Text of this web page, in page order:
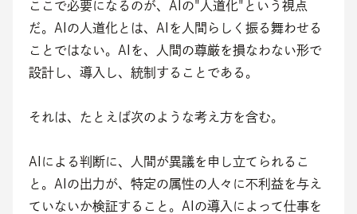
ここで必要になるのが、AIの"人道化"という視点
だ。AIの人道化とは、AIを人間らしく振る舞わせる
ことではない。AIを、人間の尊厳を損なわない形で
設計し、導入し、統制することである。
それは、たとえば次のような考え方を含む。
AIによる判断に、人間が異議を申し立てられるこ
と。AIの出力が、特定の属性の人々に不利益を与え
ていないか検証すること。AIの導入によって仕事を